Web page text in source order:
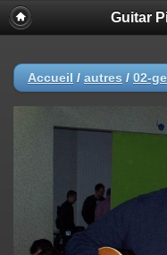
Guitar
Accueil / autres / 02-